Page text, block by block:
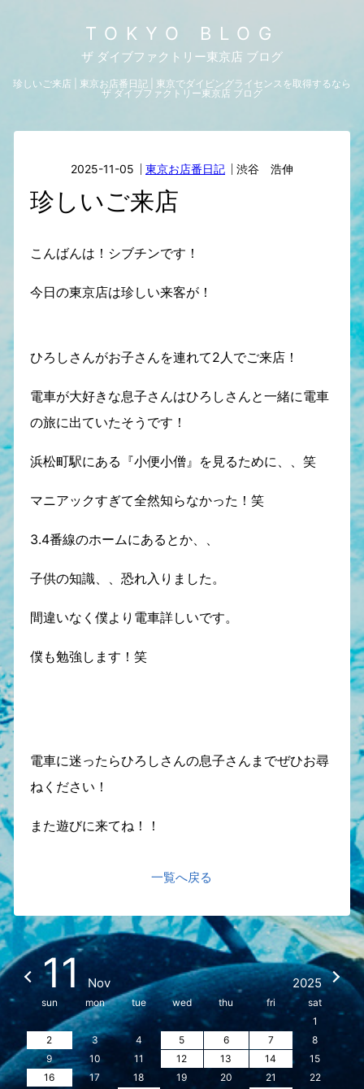
TOKYO BLOG
ザ ダイブファクトリー東京店 ブログ
珍しいご来店 | 東京お店番日記 | 東京でダイビングライセンスを取得するなら
ザ ダイブファクトリー東京店 ブログ
2025-11-05 東京お店番日記 渋谷 浩伸
珍しいご来店
こんばんは！シブチンです！
今日の東京店は珍しい来客が！
ひろしさんがお子さんを連れて2人でご来店！
電車が大好きな息子さんはひろしさんと一緒に電車
の旅に出ていたそうです！
浜松町駅にある『小便小僧』を見るために、、笑
マニアックすぎて全然知らなかった！笑
3.4番線のホームにあるとか、、
子供の知識、、恐れ入りました。
間違いなく僕より電車詳しいです。
僕も勉強します！笑
電車に迷ったらひろしさんの息子さんまでぜひお尋
ねください！
また遊びに来てね！！
一覧へ戻る
11 Nov 2025
sun mon tue wed thu fri
sat
1
2
3 4 5 6 7
8
9
10 11 12 13 14
15
16
17 18 19 20 21
22